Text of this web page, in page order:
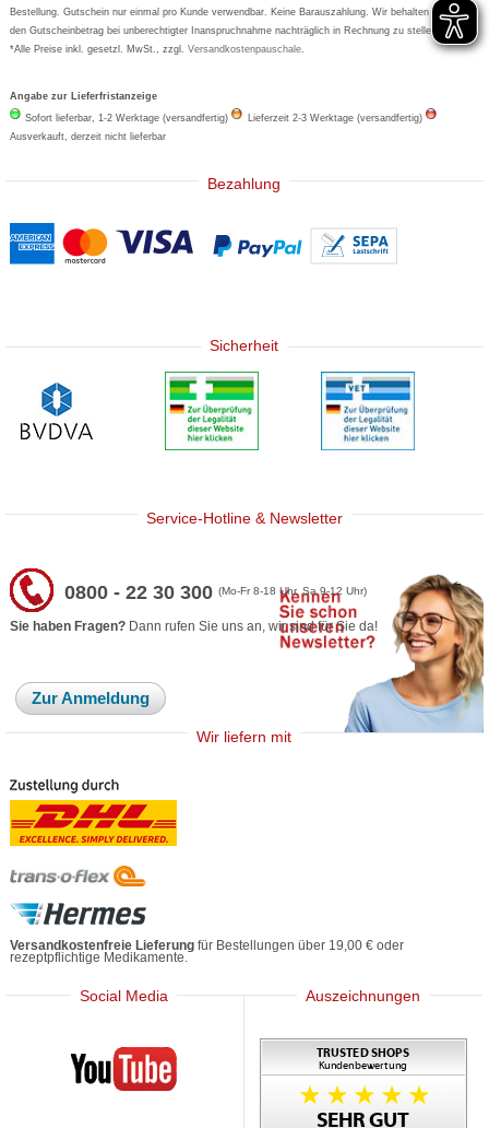
Bestellung. Gutschein nur einmal pro Kunde verwendbar. Keine Barauszahlung. Wir behalten uns vor,
den Gutscheinbetrag bei unberechtigter Inanspruchnahme nachträglich in Rechnung zu stellen.
*Alle Preise inkl. gesetzl. MwSt., zzgl.Versandkostenpauschale
Angabe zur Lieferfristanzeige
Sofort lieferbar, 1-2 Werktage (versandfertig)
Lieferzeit 2-3 Werktage (versandfertig)
Ausverkauft, derzeit nicht lieferbar
Bezahlung
Sicherheit
Service-Hotline & Newsletter
0800 - 22 30 300(Mo-Fr 8-18 Uhr, Sa 9-12 Uhr)
Sie haben Fragen? Dann rufen Sie uns an, wir sind für Sie da!
Zur Anmeldung
Wir liefern mit
Versandkostenfreie Lieferung für Bestellungen über 19,00 € oder
rezeptpflichtige Medikamente.
Social Media
Mediherz
Auszeichnungen